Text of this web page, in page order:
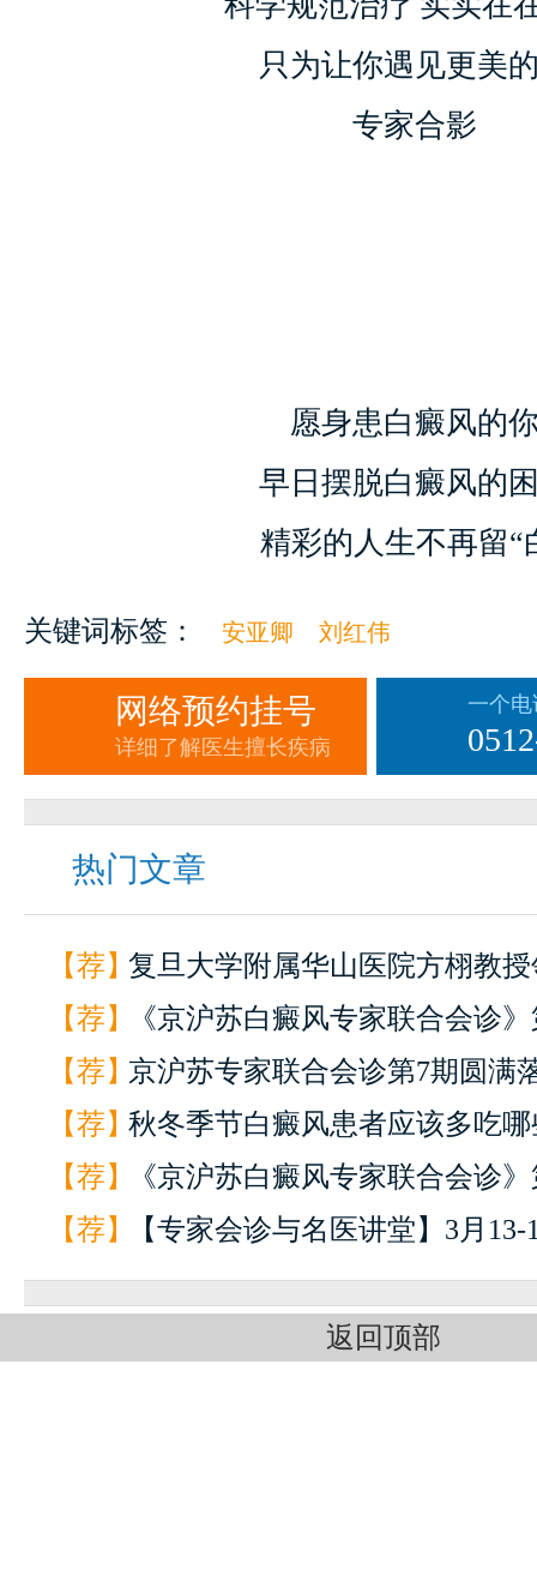
只为让你遇见更美
专家合影
愿身患白癜风的
早日摆脱白癜风的
精彩的人生不再留“
关键词标签： 安亚卿 刘红伟
网络预约挂号
详细了解医生擅长疾病
一个
热门文章
【荐】复旦大学附属华山医院方栩教授
【荐】
《京沪苏白癜风专家联合会诊
【荐】京沪苏专家联合会诊第7期圆满
【荐】秋冬季节白癜风患者应该多吃哪
【荐】
《京沪苏白癜风专家联合会诊
【荐】
【专家会诊与名医讲堂】3月13-
返回顶部